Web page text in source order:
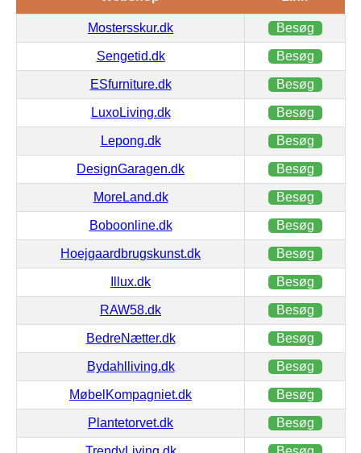
Mostersskur.dk Besøg
Sengetid.dk Besøg
ESfurniture.dk Besøg
LuxoLiving.dk Besøg
Lepong.dk Besøg
DesignGaragen.dk Besøg
MoreLand.dk Besøg
Boboonline.dk Besøg
Hoejgaardbrugskunst.dk Besøg
Illux.dk Besøg
RAW58.dk Besøg
BedreNætter.dk Besøg
Bydahlliving.dk Besøg
MøbelKompagniet.dk Besøg
Plantetorvet.dk Besøg